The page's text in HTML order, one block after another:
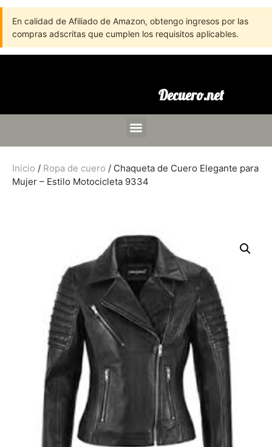
En calidad de Afiliado de Amazon, obtengo ingresos por las
compras adscritas que cumplen los requisitos aplicables.
Decuero.net
Inicio / Ropa de cuero / Chaqueta de Cuero Elegante para
Mujer – Estilo Motocicleta 9334